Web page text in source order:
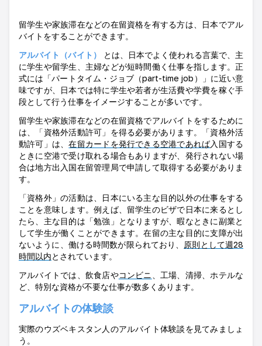
留学生や家族滞在などの在留資格を有する方は、日本でアル
バイトをすることができます。
アルバイト（バイト）
とは、日本でよく使われる言葉で、主
に学生や留学生、主婦などが短時間働く仕事を指します。正
式には「パートタイム・ジョブ（part-time job ）」に近い意
味ですが、日本では特に学生や若者が生活費や学費を稼ぐ手
段として行う仕事をイメージすることが多いです。
留学生や家族滞在などの在留資格でアルバイトをするために
は、「資格外活動許可」を得る必要があります。「資格外活
動許可」は、在留カードを発行できる空港であれば入国する
ときに 空港で受け取れる場合もありますが、発行されない場
合は地方出入国在留管理局で申請して取得する必要がありま
す。
「資格外」の活動は、日本にいる主な目的以外の仕事をする
ことを意味します。例えば、留学生のビザで日本に来るとし
たら、主な目的は「勉強」となりますが、暇なときに副業と
して学生が働くことができます。在留の主な目的に支障が出
ないように、働ける時間数が限られており、 原則として週28
時間以内とされています。
アルバイトでは、飲食店やコンビニ
、工場、清掃、ホテルな
ど、特別な資格が不要な仕事が数多くあります。
アルバイトの体験談
実際のウズベキスタン人のアルバイト体験談を見てみましょ
う。